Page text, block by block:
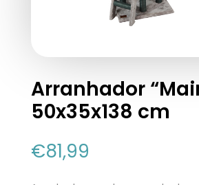
Arranhador
50x35x138 cm
€81,99